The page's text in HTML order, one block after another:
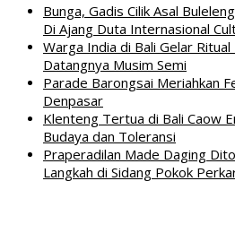
Bunga, Gadis Cilik Asal
Di Ajang Duta Internasional
Warga India di Bali Gelar
Datangnya Musim Semi
Parade Barongsai Meriahkan
Denpasar
Klenteng Tertua di Bali Caow
Budaya dan Toleransi
Praperadilan Made Daging
Langkah di Sidang Pokok